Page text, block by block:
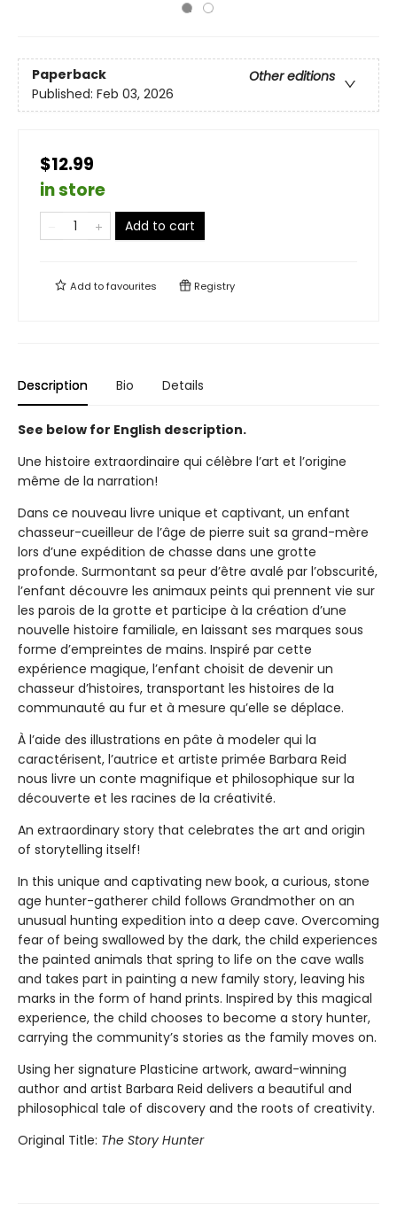
Paperback
Other editions
Published: Feb 03, 2026
$12.99
in store
Add to cart
Add tofavourites Registry
Description Bio Details
See below for English description.
Une histoire extraordinaire qui célèbre l’art et l’origine
même de la narration!
Dans ce nouveau livre unique et captivant, un enfant
chasseur-cueilleur de l’âge de pierre suit sa grand-mère
lors d’une expédition de chasse dans une grotte
profonde. Surmontant sa peur d’être avalé par l’obscurité,
l’enfant découvre les animaux peints qui prennent vie sur
les parois de la grotte et participe à la création d’une
nouvelle histoire familiale, en laissant ses marques sous
forme d’empreintes de mains. Inspiré par cette
expérience magique, l’enfant choisit de devenir un
chasseur d’histoires, transportant les histoires de la
communauté au fur et à mesure qu’elle se déplace.
À l’aide des illustrations en pâte à modeler qui la
caractérisent, l’autrice et artiste primée Barbara Reid
nous livre un conte magnifique et philosophique sur la
découverte et les racines de la créativité.
An extraordinary story that celebrates the art and origin
of storytelling itself!
In this unique and captivating new book, a curious, stone
age hunter-gatherer child follows Grandmother on an
unusual hunting expedition into a deep cave. Overcoming
fear of being swallowed by the dark, the child experiences
the painted animals that spring to life on the cave walls
and takes part in painting a new family story, leaving his
marks in the form of hand prints. Inspired by this magical
experience, the child chooses to become a story hunter,
carrying the community’s stories as the family moves on.
Using her signature Plasticine artwork, award-winning
author and artist Barbara Reid delivers a beautiful and
philosophical tale of discovery and the roots of creativity.
Original Title: The Story Hunter